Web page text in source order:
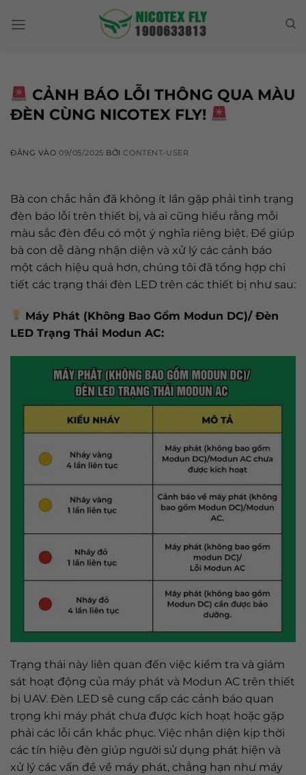
CẢNH BÁO LỖI THÔNG QUA MÀU
ĐÈN CÙNG NICOTEX FLY!
ĐĂNG VÀO09/05/2025 BỞICONTENT-USER
Bà con chắc hẳn đã không ít lần gặp phải tình trạng
đèn báo lỗi trên thiết bị, và ai cũng hiểu rằng mỗi
màu sắc đèn đều có một ý nghĩa riêng biệt. Để giúp
bà con dễ dàng nhận diện và xử lý các cảnh báo
một cách hiệu quả hơn, chúng tôi đã tổng hợp chi
tiết các trạng thái đèn LED trên các thiết bị như sau:
Máy Phát (Không Bao Gồm Modun DC)/ Đèn
LED Trạng Thái Modun AC:
Trạng thái này liên quan đến việc kiểm tra và giám
sát hoạt động của máy phát và Modun AC trên thiết
bị UAV. Đèn LED sẽ cung cấp các cảnh báo quan
trọng khi máy phát chưa được kích hoạt hoặc gặp
phải các lỗi cần khắc phục. Việc nhận diện kịp thời
các tín hiệu đèn giúp người sử dụng phát hiện và
xử lý các vấn đề về máy phát, chẳng hạn như máy